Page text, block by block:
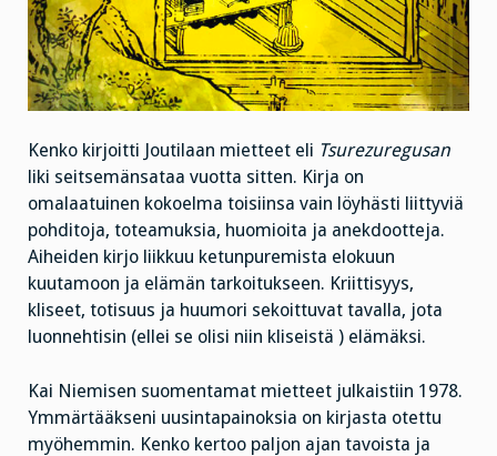
Kenko kirjoitti Joutilaan mietteet eli Tsurezuregusan
liki seitsemänsataa vuotta sitten. Kirja on
omalaatuinen kokoelma toisiinsa vain löyhästi liittyviä
pohditoja, toteamuksia, huomioita ja anekdootteja.
Aiheiden kirjo liikkuu ketunpuremista elokuun
kuutamoon ja elämän tarkoitukseen. Kriittisyys,
kliseet, totisuus ja huumori sekoittuvat tavalla, jota
luonnehtisin (ellei se olisi niin kliseistä ) elämäksi.
Kai Niemisen suomentamat mietteet julkaistiin 1978.
Ymmärtääkseni uusintapainoksia on kirjasta otettu
myöhemmin. Kenko kertoo paljon ajan tavoista ja